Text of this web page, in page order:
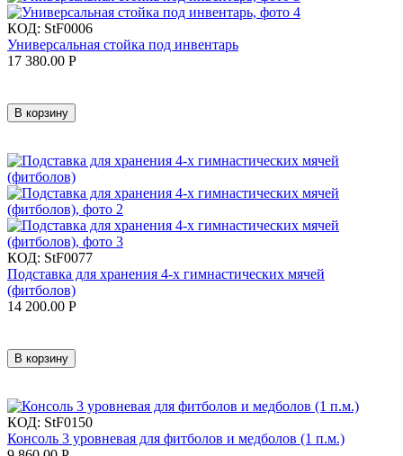
КОД: StF0006
Универсальная стойка под инвентарь
17 380.00 Р
В корзину
КОД: StF0077
Подставка для хранения 4-х гимнастических мячей
(фитболов)
14 200.00 Р
В корзину
КОД: StF0150
Консоль 3 уровневая для фитболов и медболов (1 п.м.)